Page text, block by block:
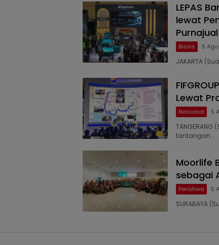
LEPAS
lewat
Purnajual
Bisnis 5
JAKARTA
Lewat
Nasional 5
tantangan…
Moorlife
sebagai
Peristiwa 5
SURABAYA